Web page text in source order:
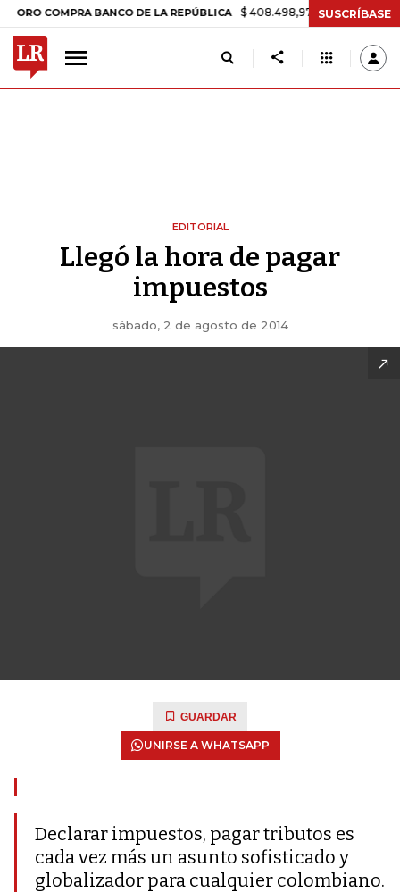
COMPRA BANCO DE LA REPÚBLICA $ 408.498,97 +$ 8.753,81 +2,19%
SUSCRÍBASE
EDITORIAL
Llegó la hora de pagar
impuestos
sábado, 2 de agosto de 2014
GUARDAR
UNIRSE A WHATSAPP
Declarar impuestos, pagar tributos es
cada vez más un asunto sofisticado y
globalizador para cualquier colombiano.